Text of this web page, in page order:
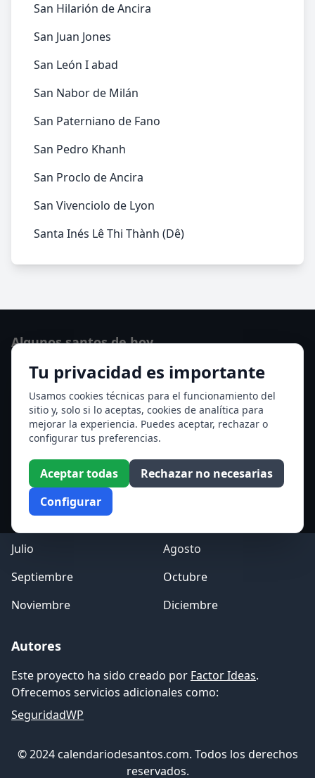
San Hilarión de Ancira
San Juan Jones
San León I abad
San Nabor de Milán
San Paterniano de Fano
San Pedro Khanh
San Proclo de Ancira
San Vivenciolo de Lyon
Santa Inés Lê Thi Thành (Dê)
Tu privacidad es importante
Usamos cookies técnicas para el funcionamiento del
sitio y, solo si lo aceptas, cookies de analítica para
mejorar la experiencia. Puedes aceptar, rechazar o
configurar tus preferencias.
Aceptar todas
Rechazar no necesarias
Configurar
Algunos santos de hoy
San Hormisda papa
Ver todos los santos de hoy
Acceso a los Meses
Enero
Febrero
Marzo
Abril
Mayo
Julio
Agosto
Septiembre
Octubre
Noviembre
Diciembre
Autores
Este proyecto ha sido creado por Factor Ideas.
Ofrecemos servicios adicionales como:
SeguridadWP
© 2024 calendariodesantos.com. Todos los derechos
reservados.